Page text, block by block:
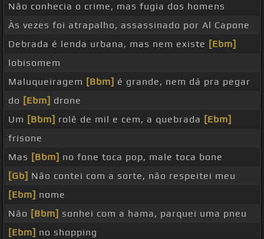
Não conhecia o crime, mas fugia dos homens
Às vezes foi atrapalho, assassinado por Al Capone
Debrada é lenda urbana, mas nem existe [Ebm]
lobisomem
Maluqueiragem [Bbm] é grande, nem dá pra pegar
do [Ebm] drone
Um [Bbm] rolê de mil e cem, a quebrada [Ebm]
frisone
Mas [Bbm] no fone toca pop, male toca bone
[Gb] Não contei com a sorte, não respeitei meu
[Ebm] nome
Não [Bbm] sonhei com a hama, parquei uma pneu
[Ebm] no shopping